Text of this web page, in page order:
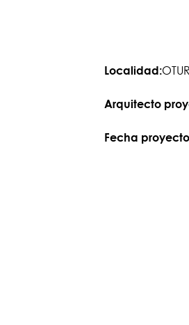
Localidad:
Arquitecto
Fecha